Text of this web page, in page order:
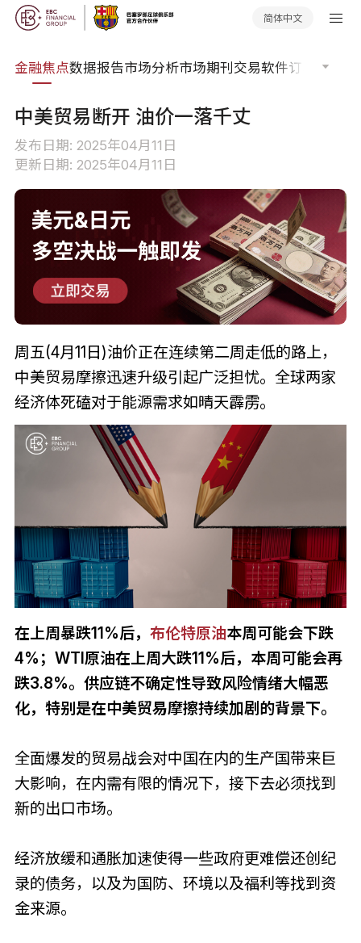
简体中文
金融焦点数据报告市场分析市场期刊交易软件订单流
中美贸易断开 油价一落千丈
发布日期: 2025年04月11日
更新日期: 2025年04月11日
周五(4月11日)油价正在连续第二周走低的路上，
中美贸易摩擦迅速升级引起广泛担忧。全球两家
经济体死磕对于能源需求如晴天霹雳。
在上周暴跌11%后， 布伦特原油本周可能会下跌
4%；WTI原油在上周大跌11%后，本周可能会再
跌3.8%。供应链不确定性导致风险情绪大幅恶
化，特别是在中美贸易摩擦持续加剧的背景下。
全面爆发的贸易战会对中国在内的生产国带来巨
大影响，在内需有限的情况下，接下去必须找到
新的出口市场。
经济放缓和通胀加速使得一些政府更难偿还创纪
录的债务，以及为国防、环境以及福利等找到资
金来源。